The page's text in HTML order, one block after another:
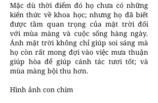
Mặc dù thời điểm đó họ chưa có những
kiến thức về khoa học; nhưng họ đã biết
được tầm quan trọng của mặt trời đối
với mùa màng và cuộc sống hàng ngày.
Ánh mặt trời không chỉ giúp soi sáng mà
họ còn rất mong đợi vào việc mưa thuận
giúp hòa để giúp cánh tác tươi tốt; và
mùa màng bội thu hơn.
Hình ảnh con chim